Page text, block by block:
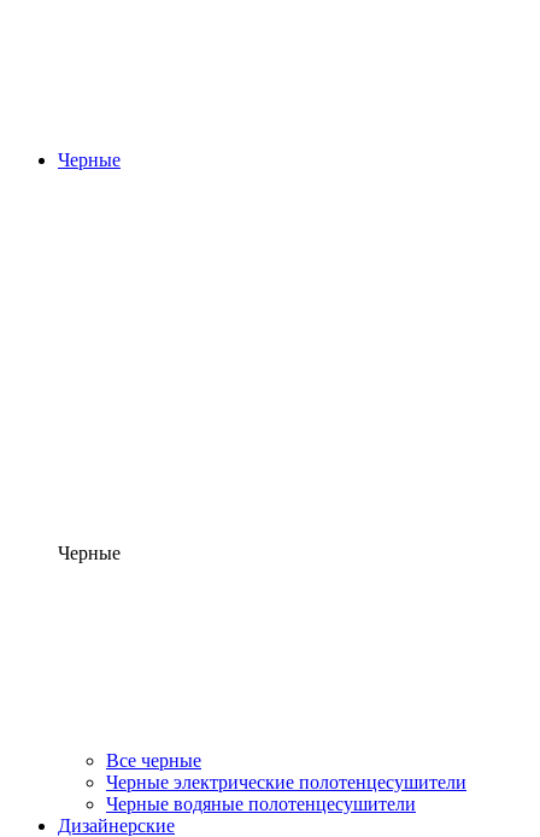
Черные
Черные
Все черные
Черные электрические полотенцесушители
Черные водяные полотенцесушители
Дизайнерские